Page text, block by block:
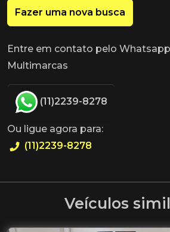
Fazer uma nova busca
Entre em contato pelo
Multimarcas
(11)2239-8278
Ou ligue agora para:
(11)2239-8278
Veículos